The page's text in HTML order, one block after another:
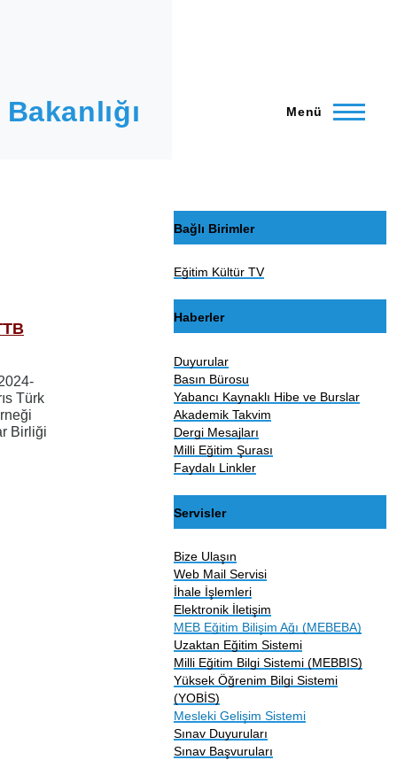
Menü
Türk
Birliği
Bağlı Birimler
Eğitim Kültür TV
Haberler
Duyurular
Basın Bürosu
Yabancı Kaynaklı Hibe ve Burslar
Akademik Takvim
Dergi Mesajları
Milli Eğitim Şurası
Faydalı Linkler
Servisler
Bize Ulaşın
Web Mail Servisi
İhale İşlemleri
Elektronik İletişim
MEB Eğitim Bilişim Ağı (MEBEBA)
Uzaktan Eğitim Sistemi
Milli Eğitim Bilgi Sistemi (MEBBIS)
Yüksek Öğrenim Bilgi Sistemi
(YOBİS)
Mesleki Gelişim Sistemi
Sınav Duyuruları
Sınav Başvuruları